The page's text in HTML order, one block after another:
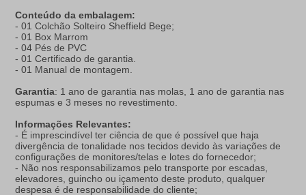
Conteúdo da embalagem:
- 01 Colchão Solteiro Sheffield Bege;
- 01 Box Marrom
- 04 Pés de PVC
- 01 Certificado de garantia.
- 01 Manual de montagem.
Garantia: 1 ano de garantia nas molas, 1 ano de garantia nas
espumas e 3 meses no revestimento.
Informações Relevantes:
- É imprescindível ter ciência de que é possível que haja
divergência de tonalidade nos tecidos devido às variações de
configurações de monitores/telas e lotes do fornecedor;
- Não nos responsabilizamos pelo transporte por escadas,
elevadores, guincho ou içamento deste produto, qualquer
despesa é de responsabilidade do cliente;